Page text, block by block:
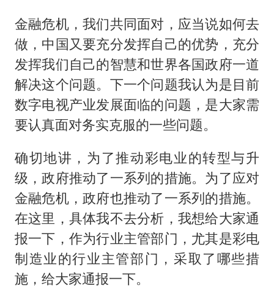
金融危机，我们共同面对，应当说如何去
做，中国又要充分发挥自己的优势，充分
发挥我们自己的智慧和世界各国政府一道
解决这个问题。下一个问题我认为是目前
数字电视产业发展面临的问题，是大家需
要认真面对务实克服的一些问题。
确切地讲，为了推动彩电业的转型与升
级，政府推动了一系列的措施。为了应对
金融危机，政府也推动了一系列的措施。
在这里，具体我不去分析，我想给大家通
报一下，作为行业主管部门，尤其是彩电
制造业的行业主管部门，采取了哪些措
施，给大家通报一下。